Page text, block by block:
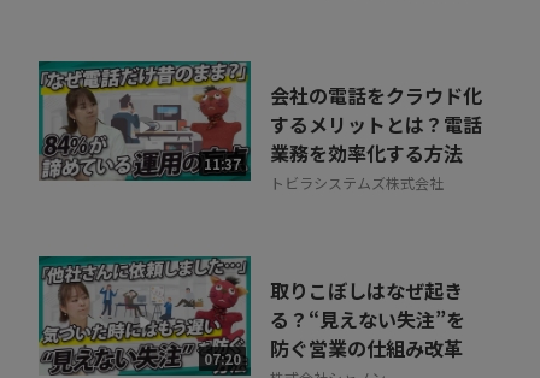
11:37
会社の電話をクラウド化
するメリットとは？電話
業務を効率化する方法
トビラシステムズ株式会社
07:20
取りこぼしはなぜ起き
る？“見えない失注”を
防ぐ営業の仕組み改革